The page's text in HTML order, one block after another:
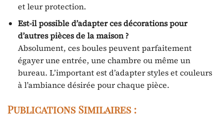
et leur protection.
Est-il possible d’adapter ces décorations pour
d’autres pièces de la maison ?
Absolument, ces boules peuvent parfaitement
égayer une entrée, une chambre ou même un
bureau. L’important est d’adapter styles et couleurs
à l’ambiance désirée pour chaque pièce.
Publications Similaires :